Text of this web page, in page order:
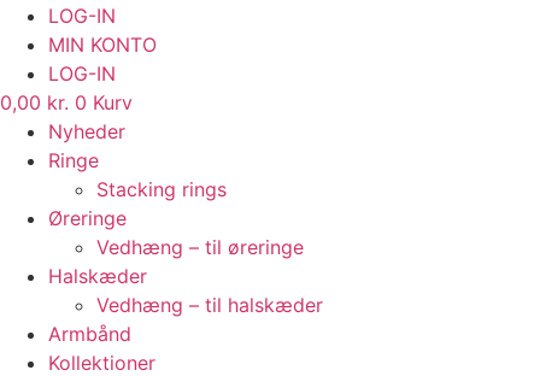
LOG-IN
MIN KONTO
LOG-IN
0,00 kr. 0 Kurv
Nyheder
Ringe
Stacking rings
Øreringe
Vedhæng – til øreringe
Halskæder
Vedhæng – til halskæder
Armbånd
Kollektioner